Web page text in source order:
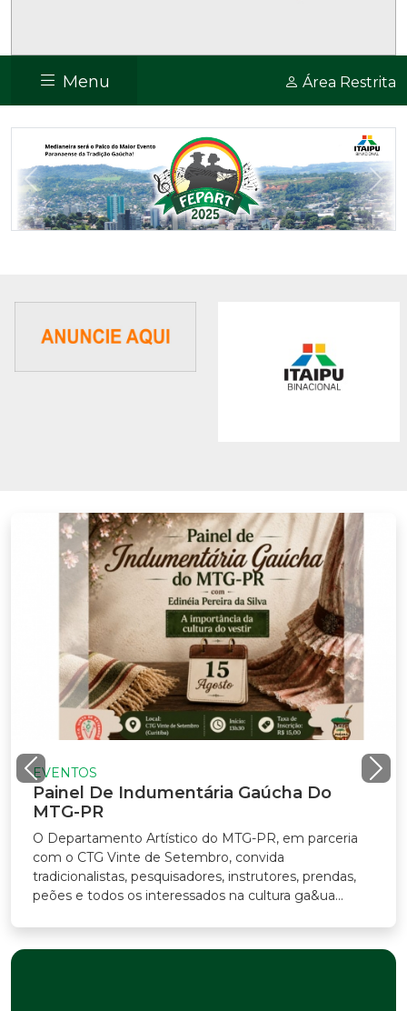
Menu Área Restrita
Previous
De Indumentária Gaúcha Do
PR
Artístico do MTG-PR, em parceria
o CTG Vinte de Setembro, convida
pesquisadores, instrutores, prendas,
e todos os interessados na cultura ga&ua...